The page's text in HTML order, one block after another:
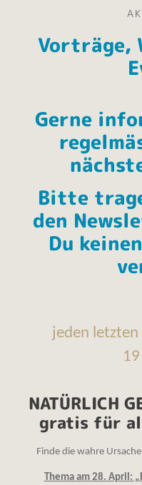
Vorträge,
Gerne
Bitte
den
Du
jeden
NATÜRLICH
gratis für
Finde die wahre
Thema am 28. April: